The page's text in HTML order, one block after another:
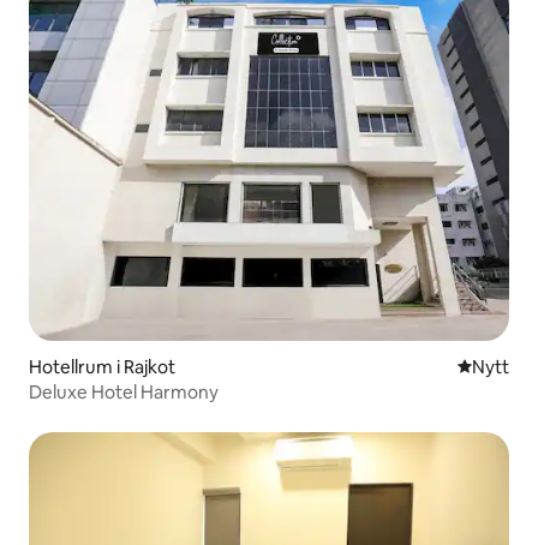
Hotellrum i Rajkot NyttNytt
Deluxe Hotel Harmony